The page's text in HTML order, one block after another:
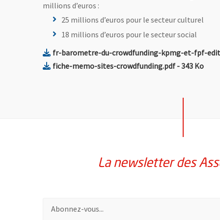
millions d’euros :
25 millions d’euros pour le secteur culturel
18 millions d’euros pour le secteur social
fr-barometre-du-crowdfunding-kpmg-et-fpf-
fiche-memo-sites-crowdfunding.pdf, Fichier au
- 343 Ko,
La newsletter des
Pour vous inscrire à la lettre d'information des